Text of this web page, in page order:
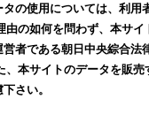
の使用については、利用
由の如何を問わず、本サイ
者である朝日中央綜合法
、本サイトのデータを販
さい。